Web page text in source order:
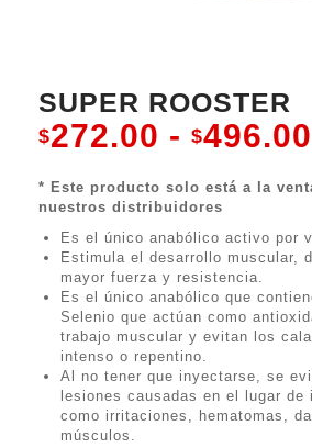
SUPER ROOSTER
$272.00 - $496.00
* Este producto solo está a la
nuestros distribuidores
Es el único anabólico activo por
Estimula el desarrollo muscular,
mayor fuerza y resistencia.
Es el único anabólico que
Selenio que actúan como
trabajo muscular y evitan los
intenso o repentino.
Al no tener que inyectarse, se
lesiones causadas en el lugar
como irritaciones, hematomas,
músculos.